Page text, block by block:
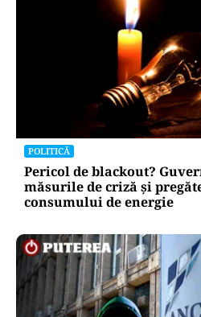
POLITICĂ
Pericol de blackout?
măsurile de criză și
consumului de energie